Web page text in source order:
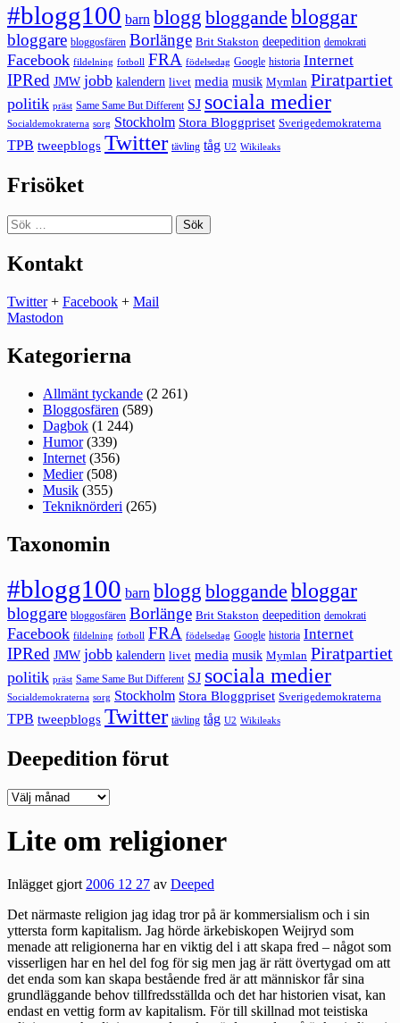
#blogg100 barn blogg bloggande bloggar
bloggare bloggosfären Borlänge Brit Stakston deepedition demokrati
Facebook fildelning fotboll FRA födelsedag Google historia Internet
IPRed JMW jobb kalendern livet media musik Mymlan Piratpartiet
politik präst Same Same But Different SJ sociala medier
Socialdemokraterna sorg Stockholm Stora Bloggpriset Sverigedemokraterna
TPB tweepblogs Twitter tävling tåg U2 Wikileaks
Frisöket
Sök
efter:
Kontakt
Twitter+ Facebook + Mail
Mastodon
Kategorierna
Allmänt tyckande (2 261)
Bloggosfären (589)
Dagbok (1 244)
Humor(339)
Internet (356)
Medier(508)
Musik (355)
Tekniknörderi (265)
Taxonomin
#blogg100 barn blogg bloggande bloggar
bloggare bloggosfären Borlänge Brit Stakston deepedition demokrati
Facebook fildelning fotboll FRA födelsedag Google historia Internet
IPRed JMW jobb kalendern livet media musik Mymlan Piratpartiet
politik präst Same Same But Different SJ sociala medier
Socialdemokraterna sorg Stockholm Stora Bloggpriset Sverigedemokraterna
TPB tweepblogs Twitter tävling tåg U2 Wikileaks
Deepedition förut
Deepedition
Lite om religioner
Inlägget gjort2006 12 27 av Deeped
Det närmaste religion jag idag tror på är kommersialism och i sin
yttersta form kapitalism. Jag hörde ärkebiskopen Weijryd som
menade att religionerna har en viktig del i att skapa fred – något som
visserligen har en hel del fog för sig men jag är rätt övertygad om att
det enda som kan skapa bestående fred är att människor får sina
grundläggande behov tillfredsställda och det har historien visat, kan
endast en vettig form av kapitalism. För till skillnad mot teistiska